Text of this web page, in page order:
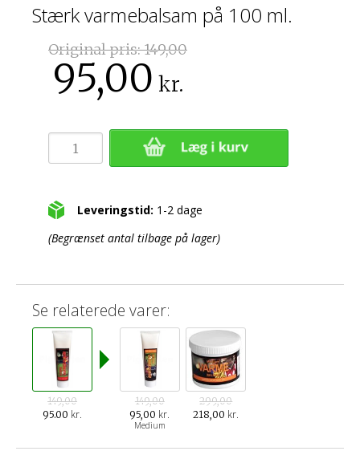
Stærk varmebalsam på 100 ml.
Original pris:149,00
95,00 kr.
Leveringstid: 1-2 dage
(Begrænset antal tilbage på lager)
Se relaterede varer:
149,00
95.00 kr.
149,00
95,00 kr.
Medium
299,00
218,00 kr.